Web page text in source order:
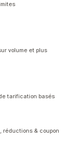
volume et plus
tarification basés
réductions & coupon